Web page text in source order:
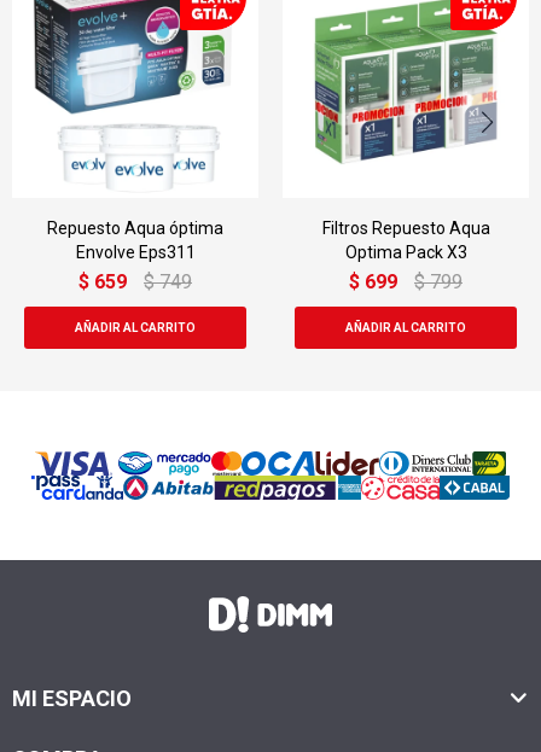
Filtros Repuesto Aqua
Optima Pack X3
$ 699
Jarra Liscia + Filtro
30d Pj0615
$ 769
MI ESPACIO